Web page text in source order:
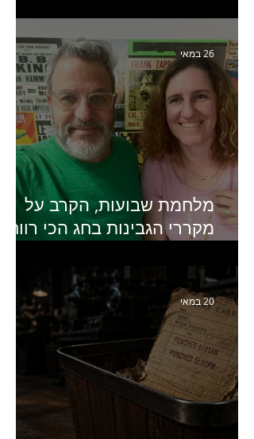
מחבר הספר "מסע פרסום:
פרקים בחיי הפרסום
מלחמת שבועות, הקרב על
מקררי הגבינות בחג הכי רווחי
סמנכ״לית השיווק והמכירות
של מחלבות גד
26 במאי
20 במאי